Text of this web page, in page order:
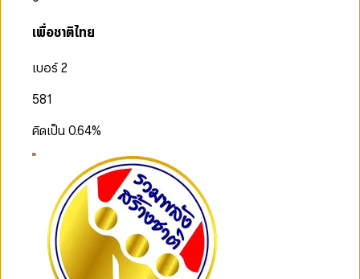
เพื่อชาติไทย
เบอร์ 2
581
คิดเป็น0.64%